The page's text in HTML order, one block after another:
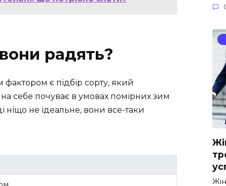
радять?
є підбір сорту, який
себе почуває в умовах помірних зим
ніщо не ідеальне, вони все-таки